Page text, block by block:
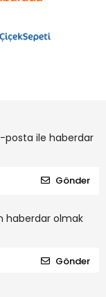
posta ile haberdar
Gönder
haberdar olmak
Gönder